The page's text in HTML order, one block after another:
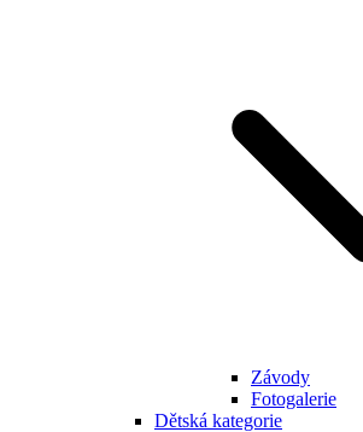
Závody
Fotogalerie
Dětská kategorie